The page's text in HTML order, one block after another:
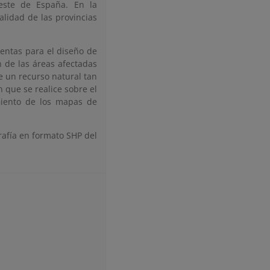
de España. En la
de las provincias
para el diseño de
las áreas afectadas
un recurso natural tan
que se realice sobre el
de los mapas de
en formato SHP del